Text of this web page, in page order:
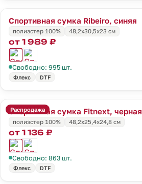
Спортивная сумка Ribeiro, синяя
полиэстер 100%
48,2x30,5x23 cм
от 1 989 ₽
Свободно: 995 шт.
Флекс DTF
Распродажа
Спортивная сумка Fitnext, черная
полиэстер 100%
48,2х25,4х24,8 см
от 1 136 ₽
Свободно: 863 шт.
Флекс DTF